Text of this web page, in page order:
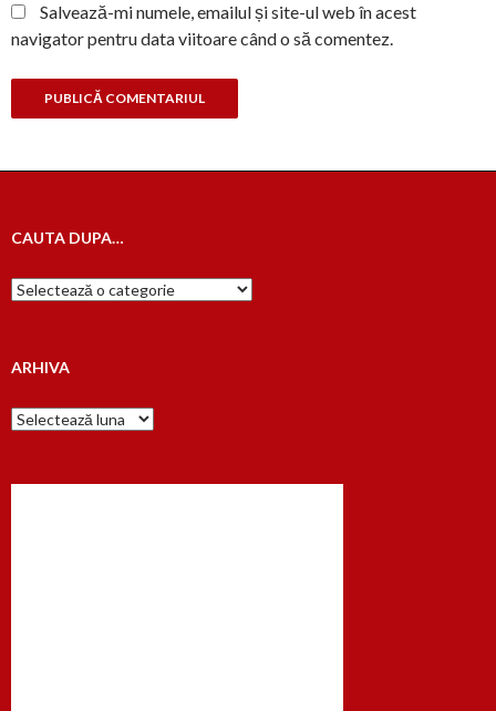
Salvează-mi numele, emailul și site-ul web în acest
navigator pentru data viitoare când o să comentez.
CAUTA DUPA…
Cauta
dupa…
ARHIVA
Arhiva